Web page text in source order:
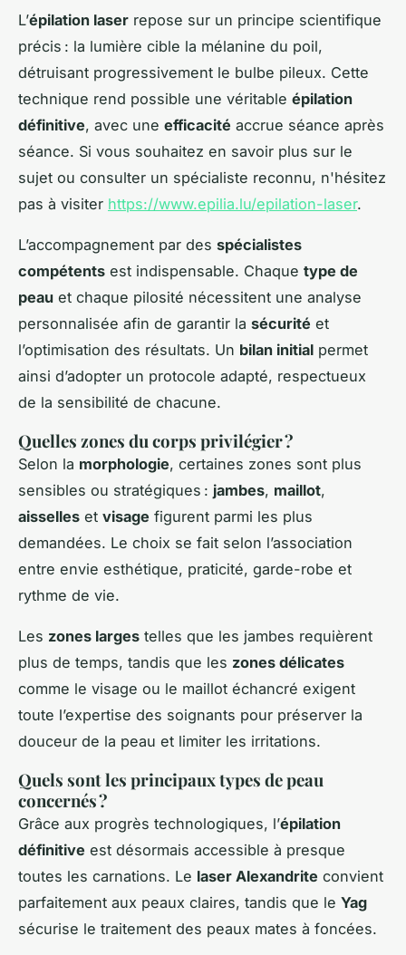
L’épilation laser repose sur un principe scientifique
précis : la lumière cible la mélanine du poil,
détruisant progressivement le bulbe pileux. Cette
technique rend possible une véritable épilation
définitive, avec une efficacité accrue séance après
séance. Si vous souhaitez en savoir plus sur le
sujet ou consulter un spécialiste reconnu, n'hésitez
pas à visiter https://www.epilia.lu/epilation-laser.
L’accompagnement par des spécialistes
compétents est indispensable. Chaque type de
peau et chaque pilosité nécessitent une analyse
personnalisée afin de garantir la sécurité et
l’optimisation des résultats. Un bilan initial permet
ainsi d’adopter un protocole adapté, respectueux
de la sensibilité de chacune.
Quelles zones du corps privilégier ?
Selon la morphologie, certaines zones sont plus
sensibles ou stratégiques : jambes, maillot,
aisselles et visage figurent parmi les plus
demandées. Le choix se fait selon l’association
entre envie esthétique, praticité, garde-robe et
rythme de vie.
Les zones larges telles que les jambes requièrent
plus de temps, tandis que les zones délicates
comme le visage ou le maillot échancré exigent
toute l’expertise des soignants pour préserver la
douceur de la peau et limiter les irritations.
Quels sont les principaux types de peau
concernés ?
Grâce aux progrès technologiques, l’épilation
définitive est désormais accessible à presque
toutes les carnations. Le laser Alexandrite convient
parfaitement aux peaux claires, tandis que le Yag
sécurise le traitement des peaux mates à foncées.